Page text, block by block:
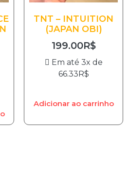
TNT – INTUITION
(JAPAN OBI)
199.00R$
Em até 3x de
66.33R$
Adicionar ao carrinho